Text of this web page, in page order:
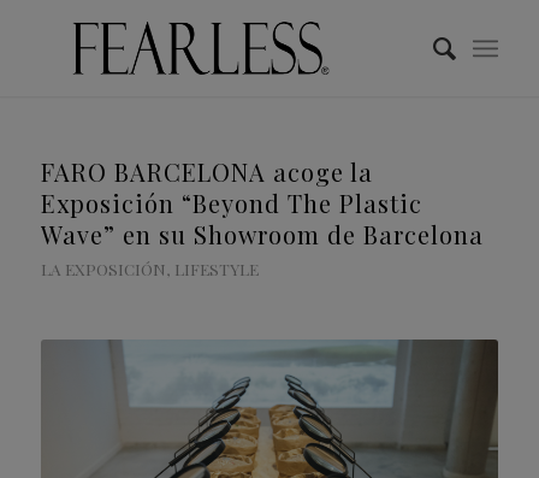
FARO BARCELONA acoge la
Exposición “Beyond The Plastic
Wave” en su Showroom de Barcelona
LA EXPOSICIÓN, LIFESTYLE